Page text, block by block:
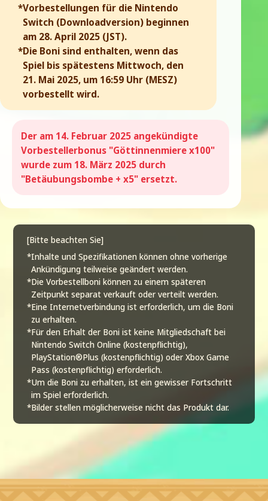
*Vorbestellungen für die Nintendo
Switch (Downloadversion) beginnen
am 28. April 2025 (JST).
*Die Boni sind enthalten, wenn das
Spiel bis spätestens Mittwoch, den
21. Mai 2025, um 16:59 Uhr (MESZ)
vorbestellt wird.
Der am 14. Februar 2025 angekündigte
Vorbestellerbonus "Göttinnenmiere x100"
wurde zum 18. März 2025 durch
"Betäubungsbombe + x5" ersetzt.
[Bitte beachten Sie]
*Inhalte und Spezifikationen können ohne vorherige
Ankündigung teilweise geändert werden.
*Die Vorbestellboni können zu einem späteren
Zeitpunkt separat verkauft oder verteilt werden.
*Eine Internetverbindung ist erforderlich, um die Boni
zu erhalten.
*Für den Erhalt der Boni ist keine Mitgliedschaft bei
Nintendo Switch Online (kostenpflichtig),
PlayStation®Plus (kostenpflichtig) oder Xbox Game
Pass (kostenpflichtig) erforderlich.
*Um die Boni zu erhalten, ist ein gewisser Fortschritt
im Spiel erforderlich.
*Bilder stellen möglicherweise nicht das Produkt dar.